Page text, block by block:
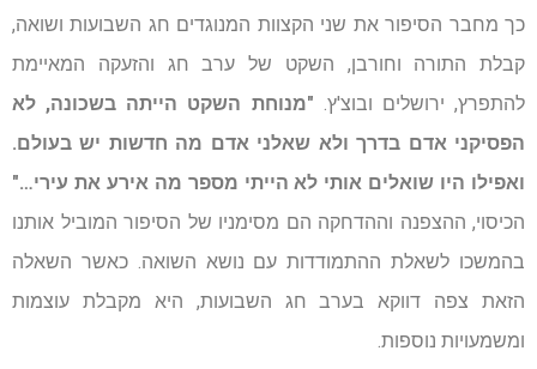
כך מחבר הסיפור את שני הקצוות המנוגדים חג השבועות ושואה,
קבלת התורה וחורבן, השקט של ערב חג והזעקה המאיימת
להתפרץ, ירושלים ובוצ'ץ. "מנוחת השקט הייתה בשכונה, לא
הפסיקני אדם בדרך ולא שאלני אדם מה חדשות יש בעולם.
ואפילו היו שואלים אותי לא הייתי מספר מה אירע את עירי…"
הכיסוי, ההצפנה וההדחקה הם מסימניו של הסיפור המוביל אותנו
בהמשכו לשאלת ההתמודדות עם נושא השואה. כאשר השאלה
הזאת צפה דווקא בערב חג השבועות, היא מקבלת עוצמות
ומשמעויות נוספות.